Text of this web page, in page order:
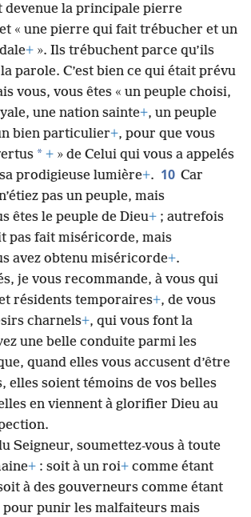
devenue la principale pierre
et « une pierre qui fait trébucher et un
+ ». Ils trébuchent parce qu’ils
parole. C’est bien ce qui était prévu
vous, vous êtes « un peuple choisi,
une nation sainte+, un peuple
bien particulier+, pour que vous
* + » de Celui qui vous a appelés
prodigieuse lumière+. 10 Car
pas un peuple, mais
êtes le peuple de Dieu+ ; autrefois
pas fait miséricorde, mais
avez obtenu miséricorde+.
je vous recommande, à vous qui
résidents temporaires+, de vous
charnels+, qui vous font la
une belle conduite parmi les
quand elles vous accusent d’être
elles soient témoins de vos belles
en viennent à glorifier Dieu au
Seigneur, soumettez-vous à toute
+ : soit à un roi+ comme étant
à des gouverneurs comme étant
pour punir les malfaiteurs mais